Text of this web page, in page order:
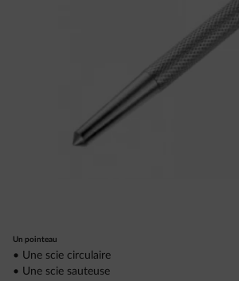
Un pointeau
• Une scie circulaire
• Une scie sauteuse